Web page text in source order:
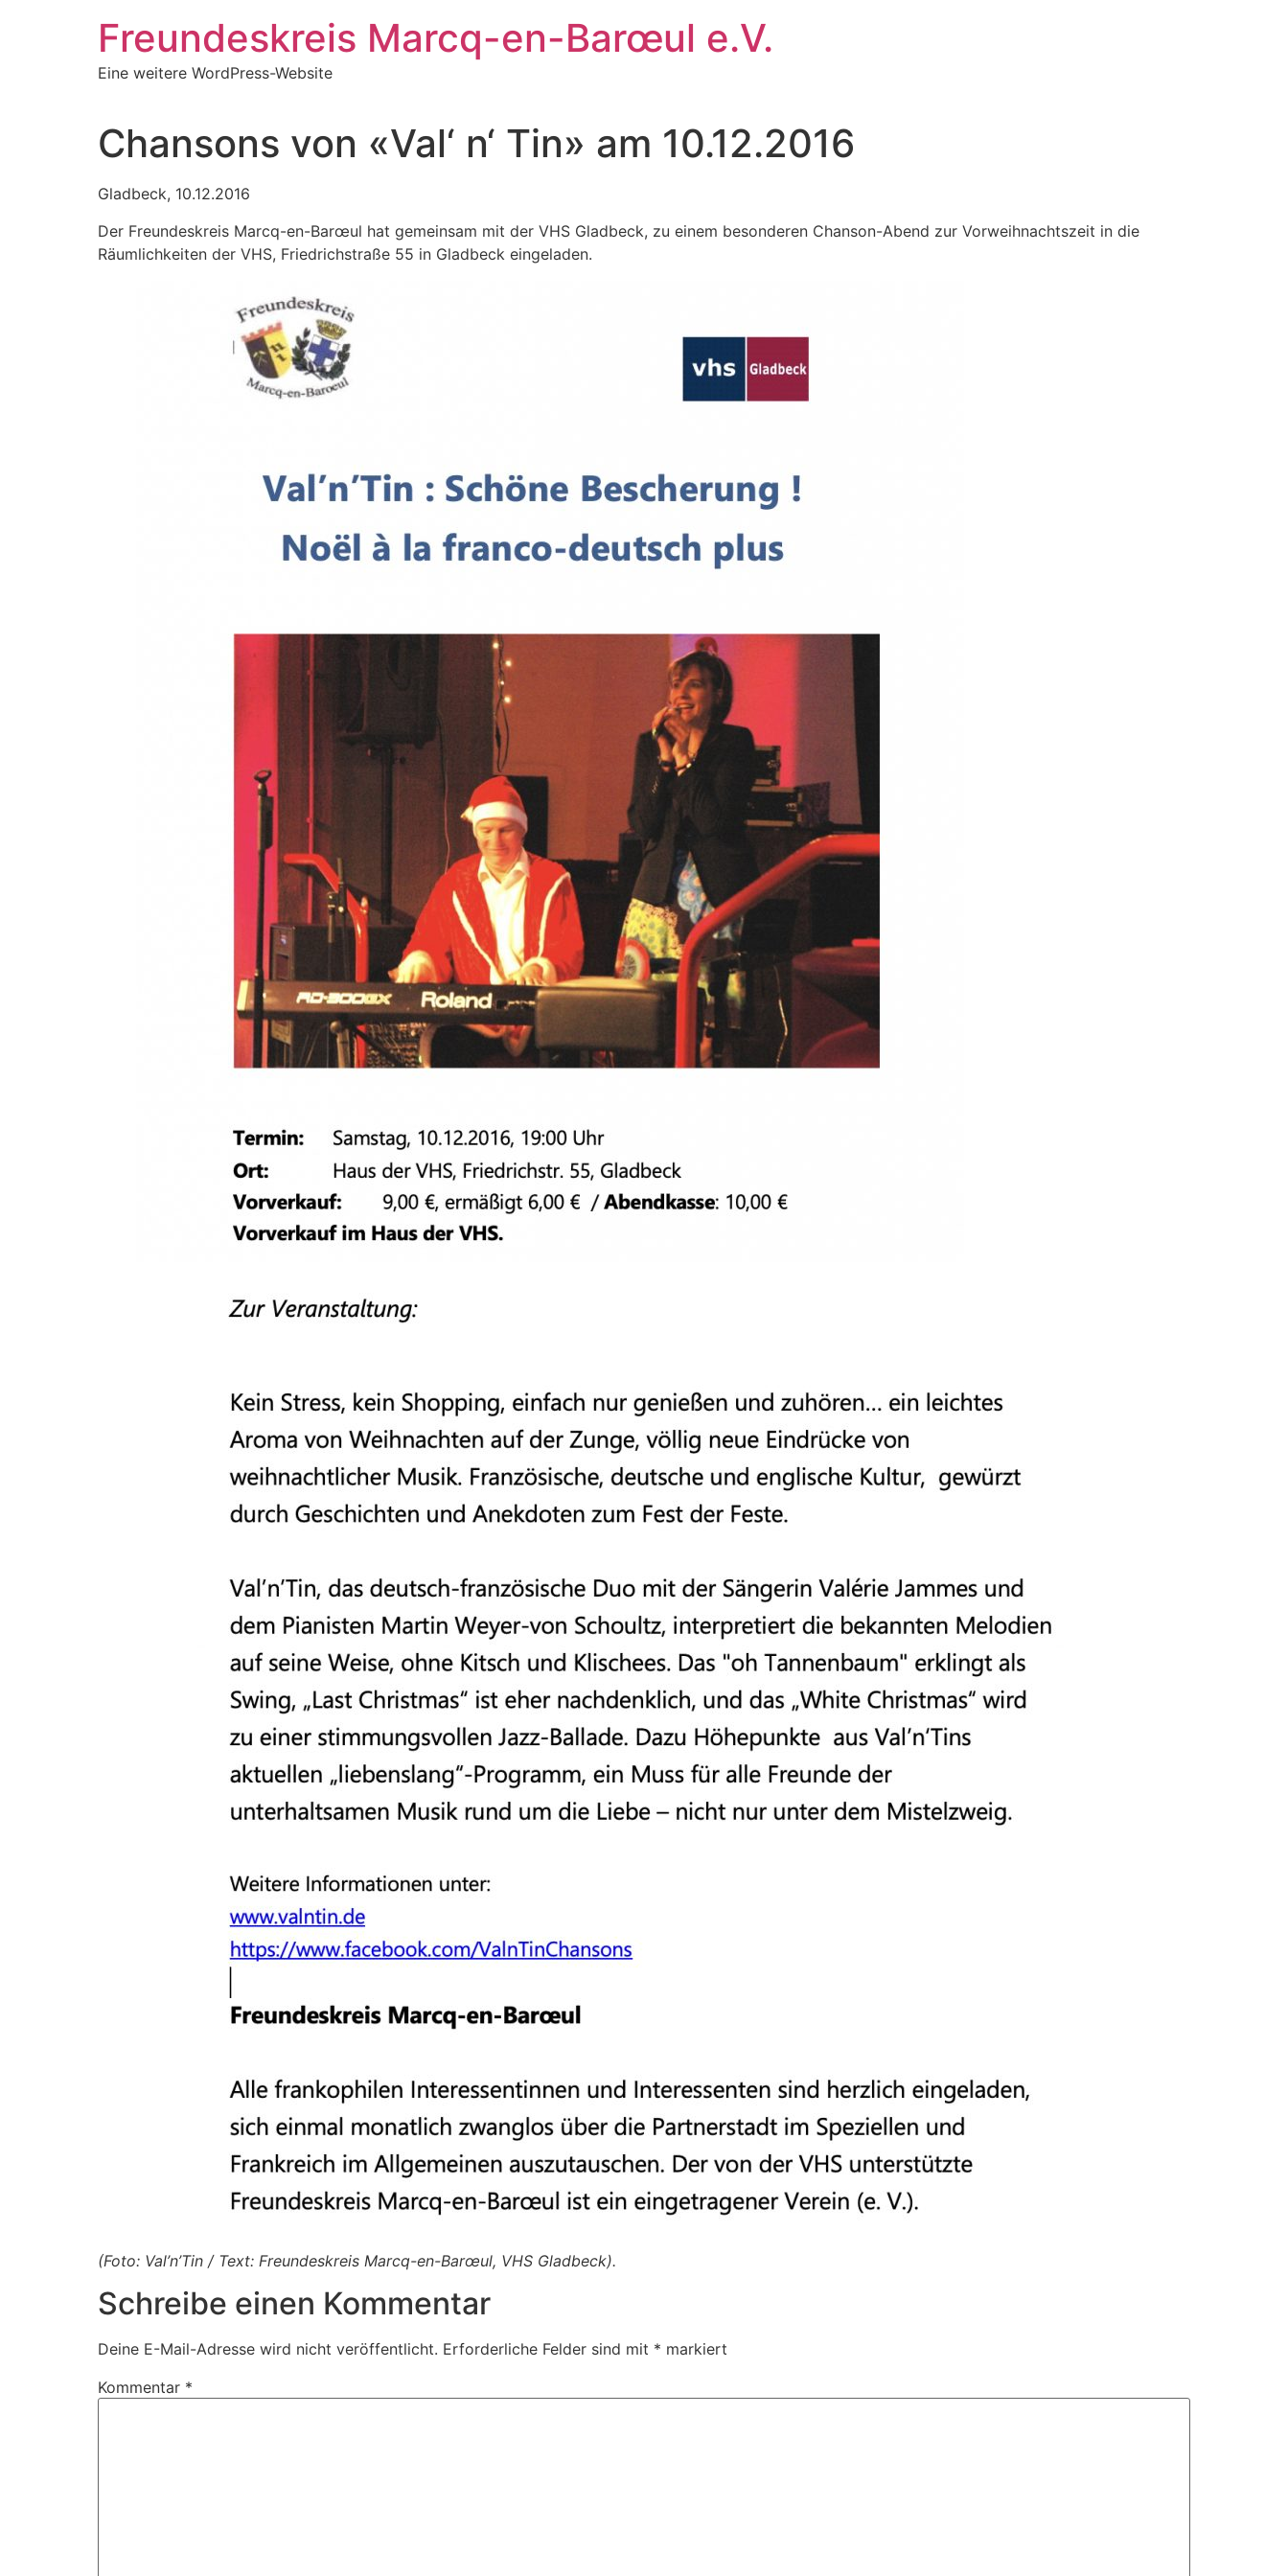
Freundeskreis Marcq-en-Barœul e.V.
Eine weitere WordPress-Website
Chansons von «Val‘ n‘ Tin» am 10.12.2016
Gladbeck, 10.12.2016
Der Freundeskreis Marcq-en-Barœul hat gemeinsam mit der VHS Gladbeck, zu einem besonderen Chanson-Abend zur Vorweihnachtszeit in die
Räumlichkeiten der VHS, Friedrichstraße 55 in Gladbeck eingeladen.
(Foto: Val’n’Tin / Text: Freundeskreis Marcq-en-Barœul, VHS Gladbeck).
Schreibe einen Kommentar
Deine E-Mail-Adresse wird nicht veröffentlicht. Erforderliche Felder sind mit * markiert
Kommentar *